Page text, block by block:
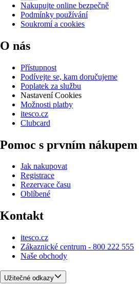
Nakupujte online bezpečně
Podmínky používání
Soukromí a cookies
O nás
Přístupnost
Podívejte se, kam doručujeme
Poplatek za službu
Nastavení Cookies
Možnosti platby
itesco.cz
Clubcard
Pomoc s prvním nákupem
Jak nakupovat
Registrace
Rezervace času
Oblíbené
Kontakt
itesco.cz
Zákaznické centrum - 800 222 555
Naše obchody
Užitečné odkazy